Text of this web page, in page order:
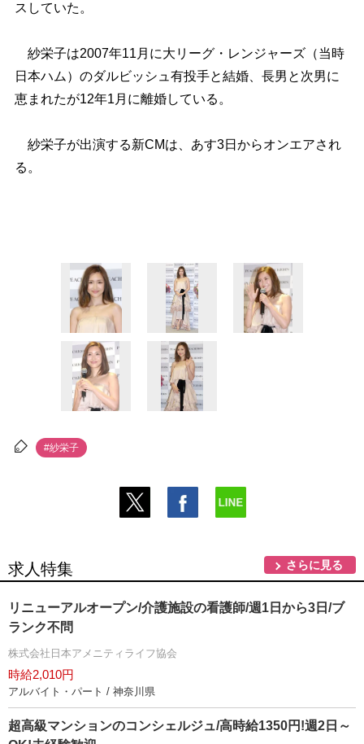
スしていた。
紗栄子は2007年11月に大リーグ・レンジャーズ（当時
日本ハム）のダルビッシュ有投手と結婚、長男と次男に
恵まれたが12年1月に離婚している。
紗栄子が出演する新CMは、あす3日からオンエアされ
る。
#紗栄子
求人特集 さらに見る
リニューアルオープン/介護施設の看護師/週1日から3日/ブ
ランク不問
株式会社日本アメニティライフ協会
時給2,010円
アルバイト・パート / 神奈川県
超高級マンションのコンシェルジュ/高時給1350円!週2日～